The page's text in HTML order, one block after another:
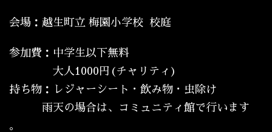
会場：越生町立 梅園小学校 校庭
参加費：中学生以下無料
大人1000円(チャリティ)
持ち物：レジャーシート・飲み物・虫除け
雨天の場合は、コミュニティ館で行います
。